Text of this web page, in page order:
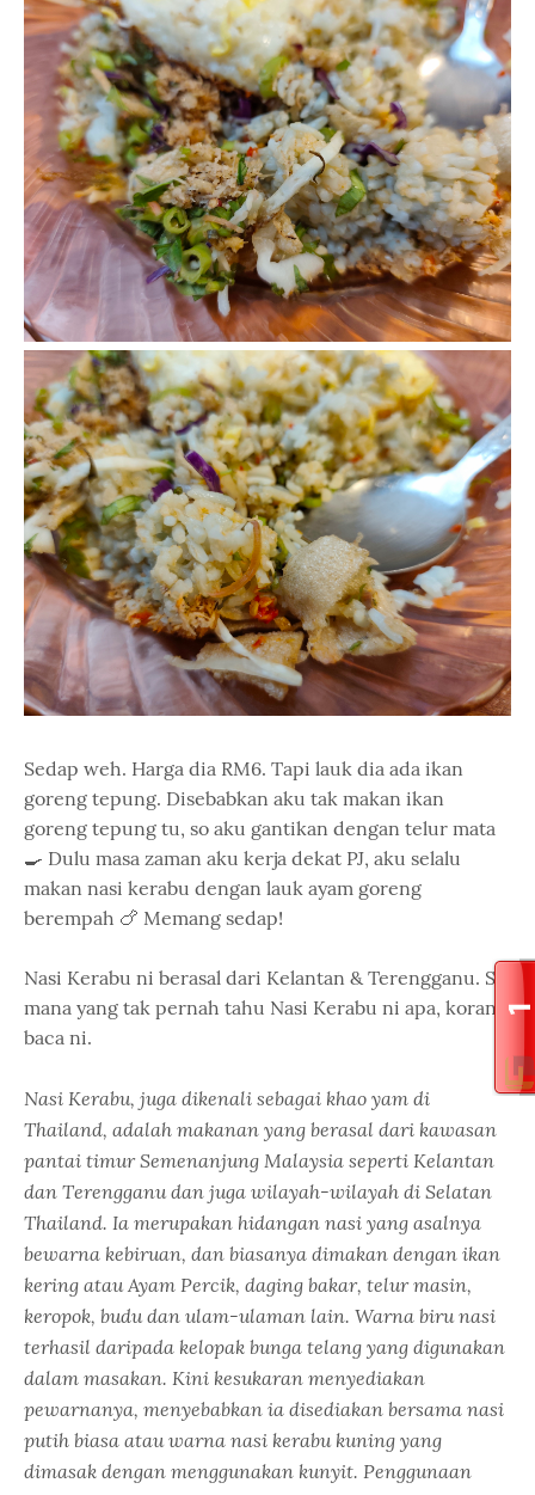
Sedap weh. Harga dia RM6. Tapi lauk dia ada ikan
goreng tepung. Disebabkan aku tak makan ikan
goreng tepung tu, so aku gantikan dengan telur mata
🍳 Dulu masa zaman aku kerja dekat PJ, aku selalu
makan nasi kerabu dengan lauk ayam goreng
berempah 🍗 Memang sedap!
Nasi Kerabu ni berasal dari Kelantan & Terengganu. So,
mana yang tak pernah tahu Nasi Kerabu ni apa, korang
baca ni.
Nasi Kerabu, juga dikenali sebagai khao yam di
Thailand, adalah makanan yang berasal dari kawasan
pantai timur Semenanjung Malaysia seperti Kelantan
dan Terengganu dan juga wilayah-wilayah di Selatan
Thailand. Ia merupakan hidangan nasi yang asalnya
bewarna kebiruan, dan biasanya dimakan dengan ikan
kering atau Ayam Percik, daging bakar, telur masin,
keropok, budu dan ulam-ulaman lain. Warna biru nasi
terhasil daripada kelopak bunga telang yang digunakan
dalam masakan. Kini kesukaran menyediakan
pewarnanya, menyebabkan ia disediakan bersama nasi
putih biasa atau warna nasi kerabu kuning yang
dimasak dengan menggunakan kunyit. Penggunaan